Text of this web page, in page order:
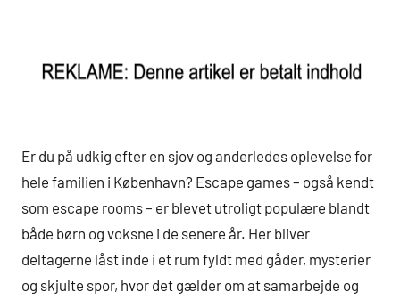
Er du på udkig efter en sjov og anderledes oplevelse for
hele familien i København? Escape games – også kendt
som escape rooms – er blevet utroligt populære blandt
både børn og voksne i de senere år. Her bliver
deltagerne låst inde i et rum fyldt med gåder, mysterier
og skjulte spor, hvor det gælder om at samarbejde og